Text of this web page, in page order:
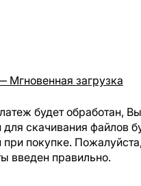
Мгновенная загрузка
будет обработан,
скачивания файлов
при покупке.
введен правильно.